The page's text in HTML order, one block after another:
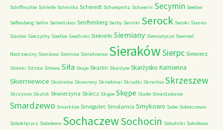
Schiffmuhle Schleife Schmilka Schwedt Schwepnitz Schwerin Secymin Seelow
Seftenberg Sellin Semeliskes Senftenberg Serby Serniki Serock Seroki Sianno
Sianów Sieczychy Siedlce Siedlisko Siekierki Siemiany Siemiatycze Siemień
Nadrzeczny Sieniawa Siennica Sierakowice SierakówSierpc Siewierz
Siomki Sitnica Sitowa Siła Skaje Skarlin Skarżyce Skarżysko Kamienna
Skierniewice Skolimów Skowrony Skriebinai Skrudki Skrwilno Skrzeszew
Skrzynno Skulsk Skwierzyna Skórcz Skąpe Skępe Slude Smardzewice
Smardzewo Smarklice Smogulec Smolarnia Smykowo Sobe Sobieszewo
Soboklęszcz Sobolewo SochaczewSochocin Sokolniki Sokołowo